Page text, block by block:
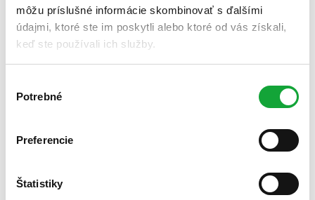
môžu príslušné informácie skombinovať s ďalšími
údajmi, ktoré ste im poskytli alebo ktoré od vás získali,
keď ste používali ich služby.
súhlasu
Potrebné
Preferencie
Štatistiky